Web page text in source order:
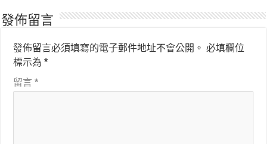
發佈留言
發佈留言必須填寫的電子郵件地址不會公開。 必填欄位
標示為*
留言*